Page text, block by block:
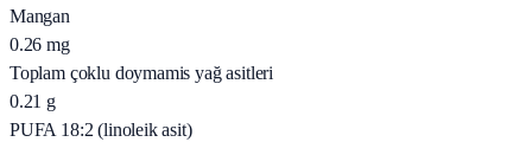
Mangan
0.26 mg
Toplam çoklu doymamis yağ asitleri
0.21 g
PUFA 18:2 (linoleik asit)